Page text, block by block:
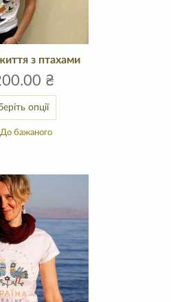
з птахами
₴
опції
До бажаного